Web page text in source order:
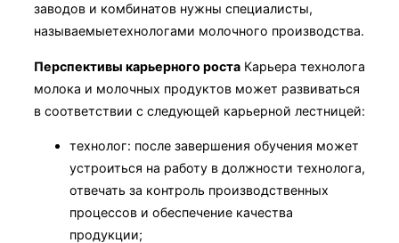
заводов и комбинатов нужны специалисты,
называемыетехнологами молочного производства.
Перспективы карьерного роста Карьера технолога
молока и молочных продуктов может развиваться
в соответствии с следующей карьерной лестницей:
технолог: после завершения обучения может
устроиться на работу в должности технолога,
отвечать за контроль производственных
процессов и обеспечение качества
продукции;